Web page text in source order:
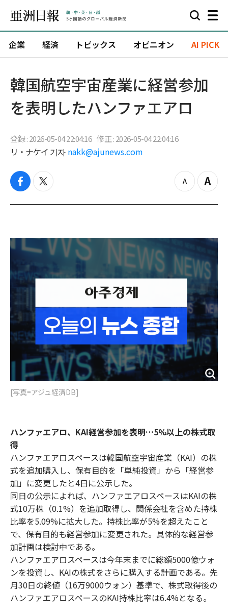
企業 経済 トピックス オピニオン AI PICK
韓国航空宇宙産業に経営参加
を表明したハンファエアロ
登録 : 2026-05-04 22:04:16 修正 : 2026-05-04 22:04:16
リ・ナケイ 기자 nakk@ajunews.com
f
c
k
t
i
z
o
Z
o
[写真=アジュ経済DB]
ハンファエアロ、KAI経営参加を表明…5%以上の株式取
得
ハンファエアロスペースは韓国航空宇宙産業（KAI）の株
式を追加購入し、保有目的を「単純投資」から「経営参
加」に変更したと4日に公示した。
同日の公示によれば、ハンファエアロスペースはKAIの株
式10万株（0.1%）を追加取得し、関係会社を含めた持株
比率を5.09%に拡大した。持株比率が5%を超えたこと
で、保有目的も経営参加に変更された。具体的な経営参
加計画は検討中である。
ハンファエアロスペースは今年末までに総額5000億ウォ
ンを投資し、KAIの株式をさらに購入する計画である。先
月30日の終値（16万9000ウォン）基準で、株式取得後の
ハンファエアロスペースのKAI持株比率は6.4%となる。